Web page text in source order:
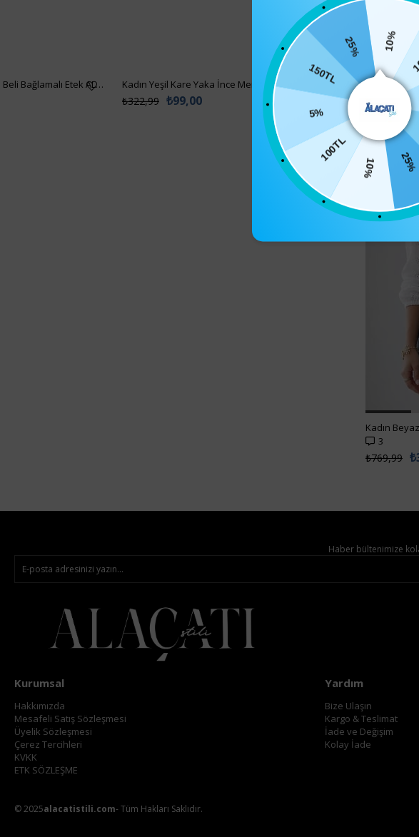
Kadın Siyah Asimetrik Kesim Beli Bağlamalı Etek ALC-X5001 Kadın Yeşil Kare Yaka İnce Merserize Bluz ALC-7122
₺99,00
₺322,99
3
₺769,99
Haber bültenimize
Kurumsal
Hakkımızda
Mesafeli Satış Sözleşmesi
Üyelik Sözleşmesi
Çerez Tercihleri
KVKK
ETK SÖZLEŞME
Yardım
Bize Ulaşın
Kargo & Teslimat
İade ve Değişim
Kolay İade
© 2025alacatistili.com- Tüm Hakları Saklıdır.
10% 100TL
10%
100TL
5%
150TL
25%